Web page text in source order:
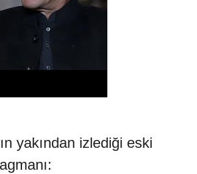
yakından izlediği eski